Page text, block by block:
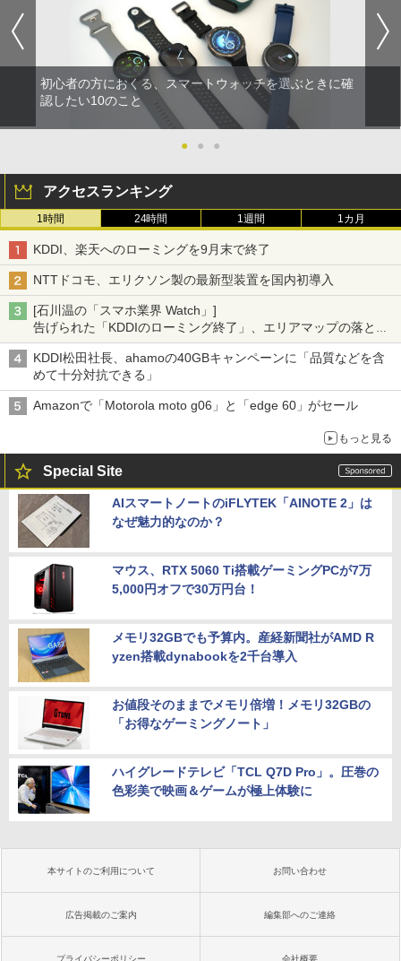
初心者の方におくる、スマートウォッチを選ぶときに確
認したい10のこと
● ● ●
アクセスランキング
1時間 24時間 1週間 1カ月
KDDI、楽天へのローミングを9月末で終了
NTTドコモ、エリクソン製の最新型装置を国内初導入
[石川温の「スマホ業界 Watch」]
告げられた「KDDIのローミング終了」、エリアマップの落とし
穴と楽天モバイルの課題
KDDI松田社長、ahamoの40GBキャンペーンに「品質などを含
めて十分対抗できる」
Amazonで「Motorola moto g06」と「edge 60」がセール
もっと見る
Special Site
AIスマートノートのiFLYTEK「AINOTE 2」は
なぜ魅力的なのか？
マウス、RTX 5060 Ti搭載ゲーミングPCが7万
5,000円オフで30万円台！
メモリ32GBでも予算内。産経新聞社がAMD R
yzen搭載dynabookを2千台導入
お値段そのままでメモリ倍増！メモリ32GBの
「お得なゲーミングノート」
ハイグレードテレビ「TCL Q7D Pro」。圧巻の
色彩美で映画＆ゲームが極上体験に
本サイトのご利用について お問い合わせ
広告掲載のご案内 編集部へのご連絡